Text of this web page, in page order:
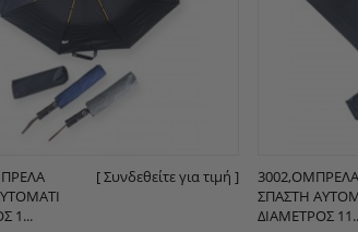
1...
[ Συνδεθείτε για τιμή ]
3002,ΟΜΠΡΈΛΑ
ΣΠΑΣΤΉ
ΔΙΆΜΕΤΡΟΣ